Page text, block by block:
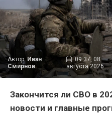
Автор: Иван
Смирнов
09:37, 08
августа 2026
Закончится ли СВО в
новости и главные